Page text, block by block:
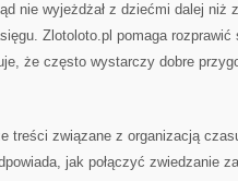
nie wyjeżdżał z dziećmi dalej niż
Zlotoloto.pl pomaga
że często wystarczy dobre
treści związane z organizacją
jak połączyć zwiedzanie